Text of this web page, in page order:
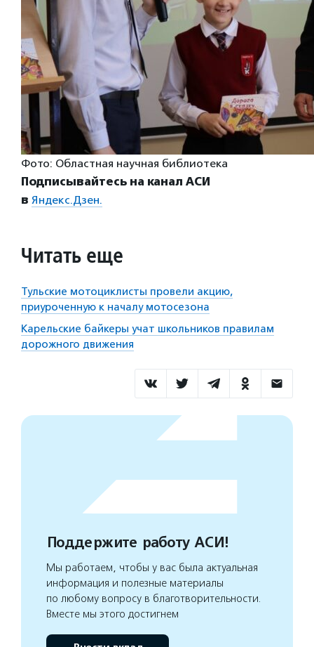
Фото: Областная научная библиотека
Подписывайтесь на канал АСИ
в Яндекс.Дзен.
Читать еще
Тульские мотоциклисты провели акцию,
приуроченную к началу мотосезона
Карельские байкеры учат школьников правилам
дорожного движения
Поддержите работу АСИ!
Мы работаем, чтобы у вас была актуальная
информация и полезные материалы
по любому вопросу в благотворительности.
Вместе мы этого достигнем